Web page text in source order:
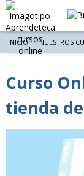
INICIO NUESTROS
Curso
tienda